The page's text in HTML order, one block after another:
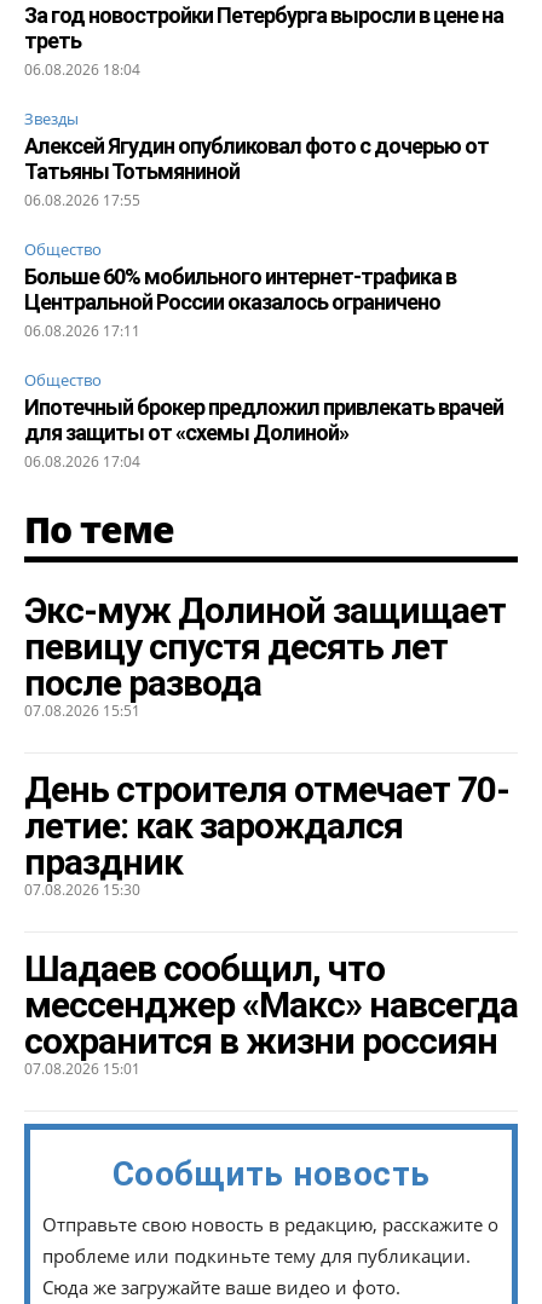
За год новостройки Петербурга выросли в цене на
треть
06.08.2026 18:04
Звезды
Алексей Ягудин опубликовал фото с дочерью от
Татьяны Тотьмяниной
06.08.2026 17:55
Общество
Больше 60% мобильного интернет-трафика в
Центральной России оказалось ограничено
06.08.2026 17:11
Общество
Ипотечный брокер предложил привлекать врачей
для защиты от «схемы Долиной»
06.08.2026 17:04
По теме
Экс-муж Долиной защищает
певицу спустя десять лет
после развода
07.08.2026 15:51
День строителя отмечает 70-
летие: как зарождался
праздник
07.08.2026 15:30
Шадаев сообщил, что
мессенджер «Макс» навсегда
сохранится в жизни россиян
07.08.2026 15:01
Сообщить новость
Отправьте свою новость в редакцию, расскажите о
проблеме или подкиньте тему для публикации.
Сюда же загружайте ваше видео и фото.